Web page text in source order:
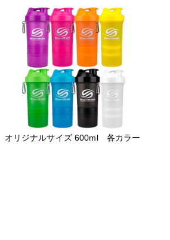
オリジナルサイズ 600ml 各カラー